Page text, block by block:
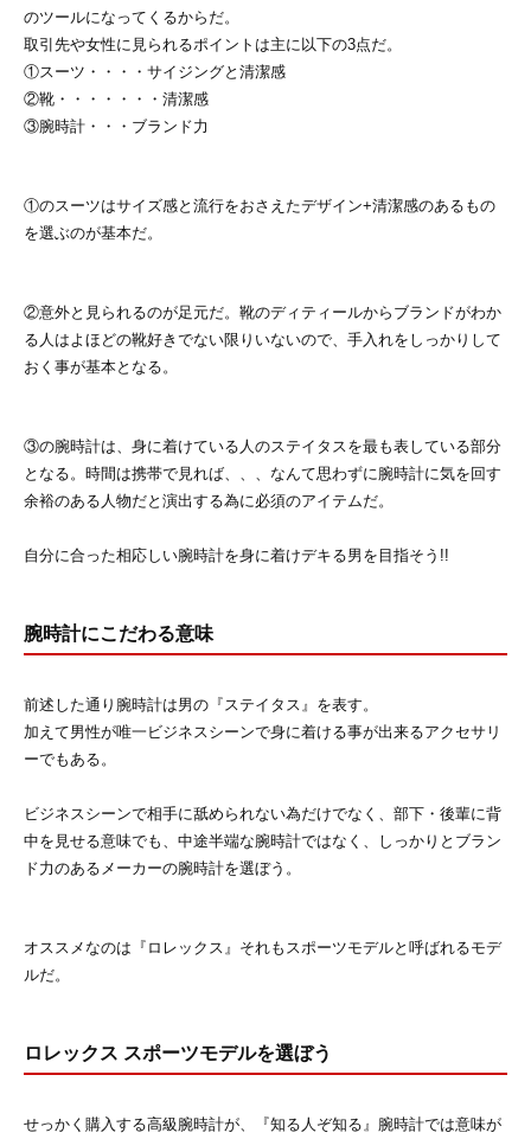
のツールになってくるからだ。
取引先や女性に見られるポイントは主に以下の3点だ。
①スーツ・・・・サイジングと清潔感
②靴・・・・・・・清潔感
③腕時計・・・ブランド力
①のスーツはサイズ感と流行をおさえたデザイン+清潔感のあるもの
を選ぶのが基本だ。
②意外と見られるのが足元だ。靴のディティールからブランドがわか
る人はよほどの靴好きでない限りいないので、手入れをしっかりして
おく事が基本となる。
③の腕時計は、身に着けている人のステイタスを最も表している部分
となる。時間は携帯で見れば、、、なんて思わずに腕時計に気を回す
余裕のある人物だと演出する為に必須のアイテムだ。
自分に合った相応しい腕時計を身に着けデキる男を目指そう!!
腕時計にこだわる意味
前述した通り腕時計は男の『ステイタス』を表す。
加えて男性が唯一ビジネスシーンで身に着ける事が出来るアクセサリ
ーでもある。
ビジネスシーンで相手に舐められない為だけでなく、部下・後輩に背
中を見せる意味でも、中途半端な腕時計ではなく、しっかりとブラン
ド力のあるメーカーの腕時計を選ぼう。
オススメなのは『ロレックス』それもスポーツモデルと呼ばれるモデ
ルだ。
ロレックス スポーツモデルを選ぼう
せっかく購入する高級腕時計が、『知る人ぞ知る』腕時計では意味が